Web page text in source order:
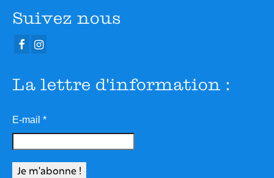
Suivez nous
La lettre d'information :
E-mail *